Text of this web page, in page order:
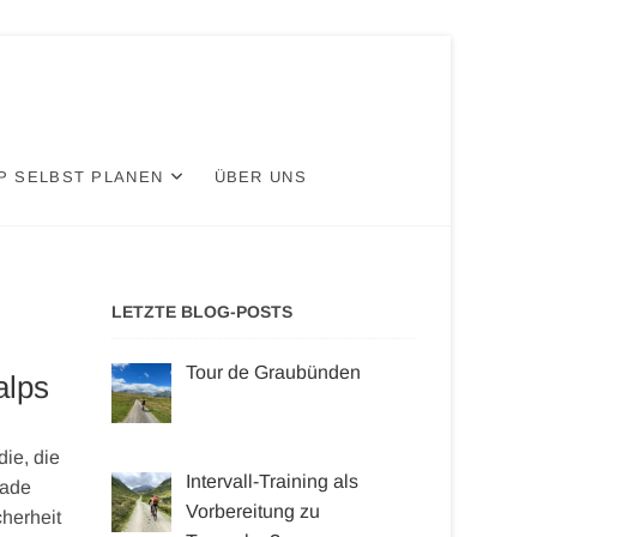
SELBST PLANEN ÜBER UNS
die
LETZTE BLOG-POSTS
Tour de Graubünden
Intervall-Training als
Vorbereitung zu